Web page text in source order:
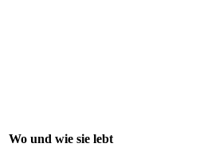
Wo und wie sie lebt